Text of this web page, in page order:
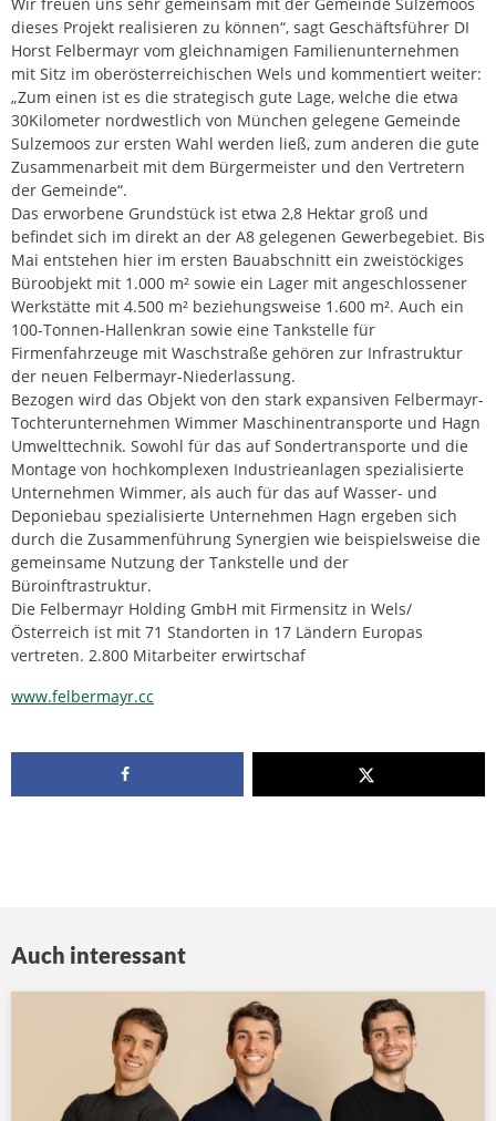
dieses Projekt realisieren zu können“, sagt Geschäftsführer DI
Horst Felbermayr vom gleichnamigen Familienunternehmen
mit Sitz im oberösterreichischen Wels und kommentiert weiter:
„Zum einen ist es die strategisch gute Lage, welche die etwa
30Kilometer nordwestlich von München gelegene Gemeinde
Sulzemoos zur ersten Wahl werden ließ, zum anderen die gute
Zusammenarbeit mit dem Bürgermeister und den Vertretern
der Gemeinde“.
Das erworbene Grundstück ist etwa 2,8 Hektar groß und
befindet sich im direkt an der A8 gelegenen Gewerbegebiet. Bis
Mai entstehen hier im ersten Bauabschnitt ein zweistöckiges
Büroobjekt mit 1.000 m² sowie ein Lager mit angeschlossener
Werkstätte mit 4.500 m² beziehungsweise 1.600 m². Auch ein
100-Tonnen-Hallenkran sowie eine Tankstelle für
Firmenfahrzeuge mit Waschstraße gehören zur Infrastruktur
der neuen Felbermayr-Niederlassung.
Bezogen wird das Objekt von den stark expansiven Felbermayr-
Tochterunternehmen Wimmer Maschinentransporte und Hagn
Umwelttechnik. Sowohl für das auf Sondertransporte und die
Montage von hochkomplexen Industrieanlagen spezialisierte
Unternehmen Wimmer, als auch für das auf Wasser- und
Deponiebau spezialisierte Unternehmen Hagn ergeben sich
durch die Zusammenführung Synergien wie beispielsweise die
gemeinsame Nutzung der Tankstelle und der
Büroinftrastruktur.
Die Felbermayr Holding GmbH mit Firmensitz in Wels/
Österreich ist mit 71 Standorten in 17 Ländern Europas
vertreten. 2.800 Mitarbeiter erwirtschaf
www.felbermayr.cc
Auch interessant